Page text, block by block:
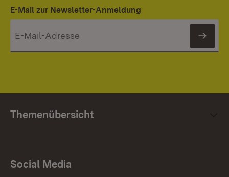
E-Mail zur Newsletter-Anmeldung
Themenübersicht
Social Media